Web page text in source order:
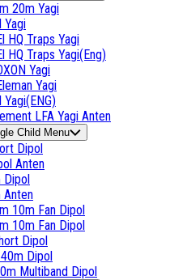
20m Yagi
Yagi
HQ Traps Yagi
HQ Traps Yagi(Eng)
Yagi
Yagi
LFA Yagi Anten
Child Menu
Dipol
Anten
Dipol
Anten
10m Fan Dipol
10m Fan Dipol
Dipol
Dipol
Multiband Dipol